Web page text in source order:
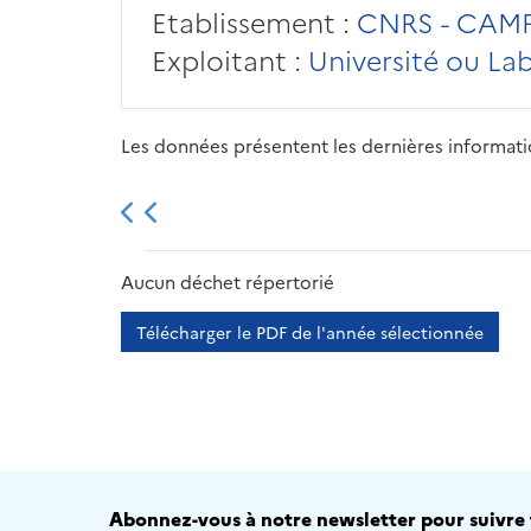
Etablissement : CNRS -
Exploitant : Université ou
Les données présentent les dernières
2013 2014
Aucun déchet répertorié
Télécharger le PDF de l'année sélectionnée
Abonnez-vous à notre newsletter pour suivre